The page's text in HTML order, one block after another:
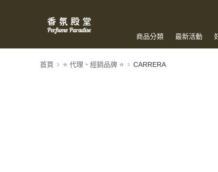
商品分類 最新活動
首頁 ⭐️ 代理、經銷品牌 ⭐️ CARRERA